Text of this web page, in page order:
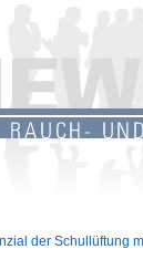
der Schullüftung